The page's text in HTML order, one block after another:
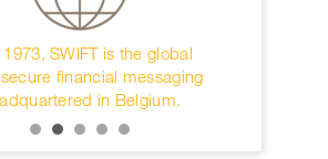
SWIFT is the global
financial messaging
in Belgium.